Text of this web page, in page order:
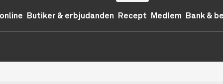
Butiker & erbjudanden Recept Medlem Bank &